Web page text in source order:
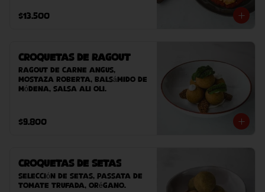
sésamo).
$13.500
Croquetas de Ragout
Ragout de carne Angus,
mostaza Roberta, balsámido de
Módena, salsa ali oli.
$9.800
Croquetas de Setas
Selección de setas, passata de
tomate trufada, orégano.